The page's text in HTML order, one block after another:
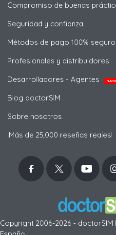
Compromiso de buenas
Seguridad y confianza
Métodos de pago 100%
Profesionales y distribuidores
Desarrolladores - Agentes
NUEVO
Blog doctorSIM
Sobre nosotros
¡Más de 25,000 reseñas reales!
Copyright 2006-2026 - doctorSIM